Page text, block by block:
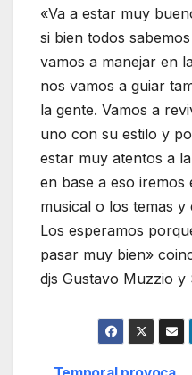
«Va a estar muy
si bien todos
vamos a manejar en
nos vamos a guiar
la gente. Vamos a
uno con su estilo y
estar muy atentos a
en base a eso iremos
musical o los temas y
Los esperamos
pasar muy bien»
djs Gustavo Muzzio y